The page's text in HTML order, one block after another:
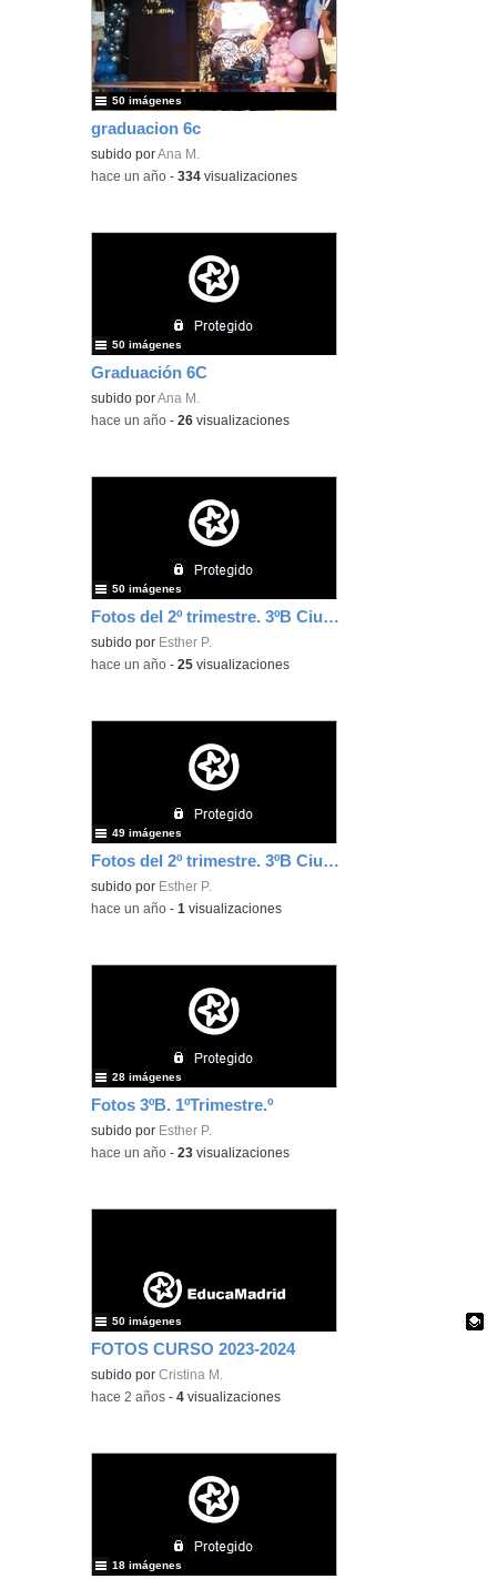
graduacion 6c
subido porAna M.
50 imágenes
-hace un año -334 visualizaciones
Graduación 6C
subido porAna M.
50 imágenes
-hace un año -26 visualizaciones
Fotos del 2º trimestre. 3ºB Ciudad de Jaén.
subido por Esther P.
50 imágenes
-hace un año -25 visualizaciones
Fotos del 2º trimestre. 3ºB Ciudad de Jaén.
subido por Esther P.
49 imágenes
-hace un año -1 visualizaciones
Fotos 3ºB. 1ºTrimestre.º
subido por Esther P.
28 imágenes
-hace un año -23 visualizaciones
FOTOS CURSO 2023-2024
Contenido educativo.
subido porCristina M.
50 imágenes
-hace 2 años -4 visualizaciones
18 imágenes